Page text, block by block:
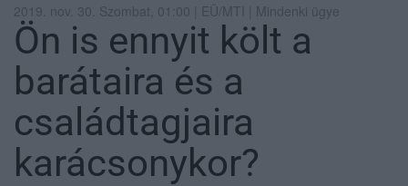
2019. nov. 30. Szombat, 01:00 | EÜ/MTI | Mindenki ügye
Ön is ennyit költ a
barátaira és a
családtagjaira
karácsonykor?